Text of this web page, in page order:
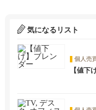
気になるリスト
個人売
【値下